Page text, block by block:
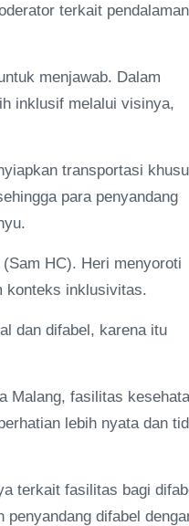
terkait pendalaman
menjawab. Dalam
inklusif melalui visinya,
transportasi
para penyandang
HC). Heri menyoroti
konteks inklusivitas.
dan difabel, karena itu
Malang, fasilitas
lebih nyata dan
terkait fasilitas bagi
difabel